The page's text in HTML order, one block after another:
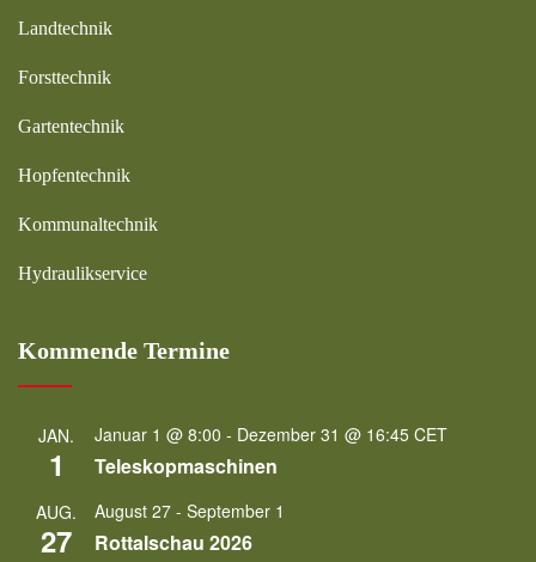
Landtechnik
Forsttechnik
Gartentechnik
Hopfentechnik
Kommunaltechnik
Hydraulikservice
Kommende Termine
JAN.
1
Januar 1 @ 8:00 - Dezember 31 @ 16:45 CET
Teleskopmaschinen
AUG.
27
August 27 - September 1
Rottalschau 2026